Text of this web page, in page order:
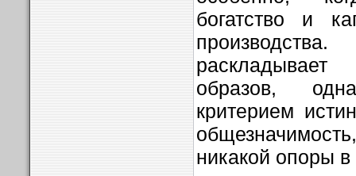
богатство и
производства.
образов,
критерием
никакой опоры